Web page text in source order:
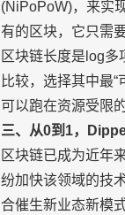
(NiPoPoW)，来实
有的区块，它只需
区块链长度是log
比较，选择其中最
可以跑在资源受限
三、从0到1，
区块链已成为近年
纷加快该领域的技
合催生新业态新模